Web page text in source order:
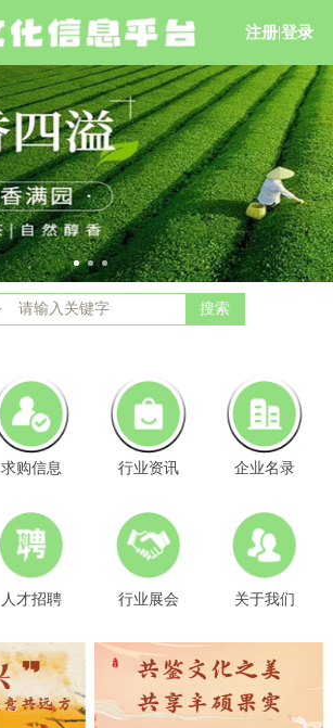
注册 |登录
搜索
求购信息 行业资讯 企业名录
人才招聘 行业展会 关于我们